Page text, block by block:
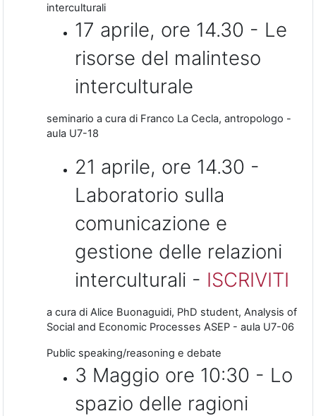
interculturali
17 aprile, ore 14.30 - Le
risorse del malinteso
interculturale
seminario a cura di Franco La Cecla, antropologo -
aula U7-18
21 aprile, ore 14.30 -
Laboratorio sulla
comunicazione e
gestione delle relazioni
interculturali - ISCRIVITI
a cura di Alice Buonaguidi, PhD student, Analysis of
Social and Economic Processes ASEP - aula U7-06
Public speaking/reasoning e debate
3 Maggio ore 10:30 - Lo
spazio delle ragioni